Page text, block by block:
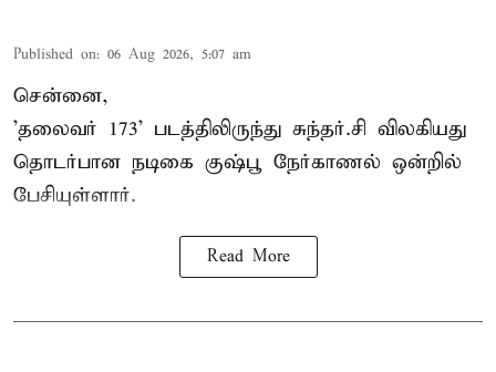
Published on: 06 Aug 2026, 5:07 am
சென்னை,
'தலைவர் 173' படத்திலிருந்து சுந்தர்.சி விலகியது
தொடர்பான நடிகை குஷ்பூ நேர்காணல் ஒன்றில்
பேசியுள்ளார்.
Read More